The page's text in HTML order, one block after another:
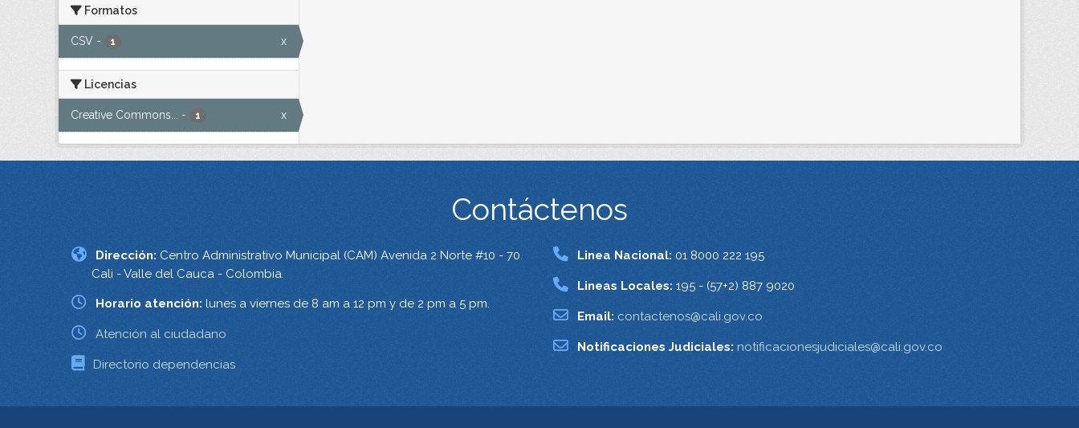
Formatos
CSV - 1 x
Licencias
Creative Commons... - 1 x
Contáctenos
Dirección: Centro Administrativo Municipal (CAM) Avenida 2 Norte #10 - 70.
Cali - Valle del Cauca - Colombia.
Horario atención: lunes a viernes de 8 am a 12 pm y de 2 pm a 5 pm.
Atención al ciudadano
Directorio dependencias
Linea Nacional: 01 8000 222 195
Lineas Locales: 195 - (57+2) 887 9020
Email: contactenos@cali.gov.co
Notificaciones Judiciales: notificacionesjudiciales@cali.gov.co